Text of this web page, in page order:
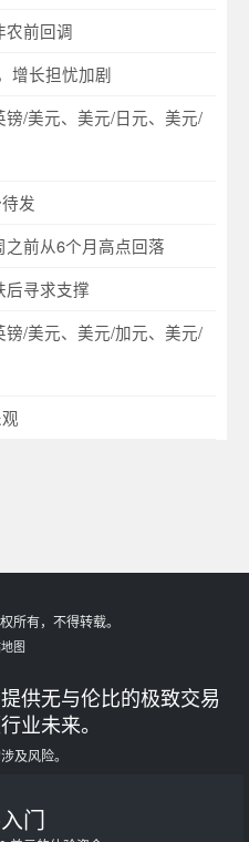
农前回调
增长担忧加剧
/美元、美元/日元、美元/
发
前从6个月高点回落
后寻求支撑
/美元、美元/加元、美元/
所有，不得转载。
图
供无与伦比的极致交易
业未来。
及风险。
门